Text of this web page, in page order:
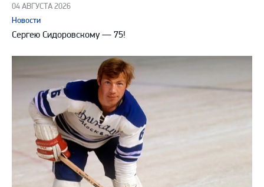
04 АВГУСТА 2026
Новости
Сергею Сидоровскому — 75!